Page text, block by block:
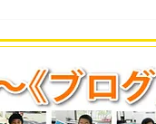
合格発